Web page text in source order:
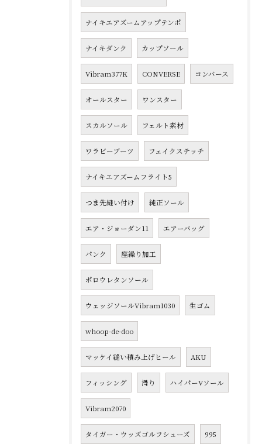
ナイキエアズームアップテンポ
ナイキダンク カップソール
Vibram377K CONVERSE コンバース
オールスター ワンスター
スカルソール フェルト素材
ワラビーブーツ フェイクステッチ
ナイキエアズームフライト5
つま先縫い付け 純正ソール
エア・ジョーダン11 エアーバッグ
パンク 座繰り加工
ポロウレタンソール
ウェッジソールVibram1030 生ゴム
whoop-de-doo
マッケイ縫い積み上げヒール AKU
フィッシング 滑り ハイパーVソール
Vibram2070
タイガー・ウッズゴルフシューズ 995